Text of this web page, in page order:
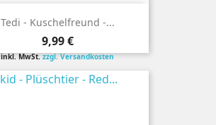
Tedi - Kuschelfreund -...
Preis
9,99 €
inkl. MwSt.zzgl. Versandkosten